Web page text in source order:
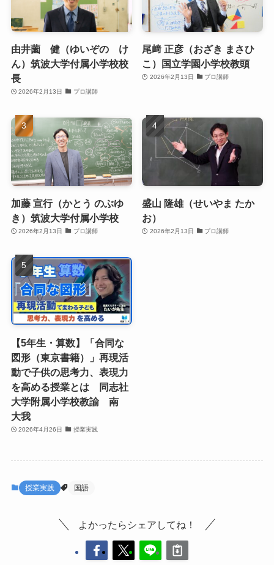
由井薗 健（ゆいぞの け
ん）筑波大学付属小学校校
長
2026年2月13日 プロ講師
尾﨑 正彦（おざき まさひ
こ）国立学園小学校教頭
2026年2月13日 プロ講師
加藤 宣行（かとう のぶゆ
き）筑波大学付属小学校
2026年2月13日 プロ講師
盛山 隆雄（せいやま たか
お）
2026年2月13日 プロ講師
【5年生・算数】「合同な
図形（東京書籍）」再現活
動で子供の思考力、表現力
を高める授業とは 同志社
大学附属小学校教諭 南
大我
2026年4月26日 授業実践
授業実践 国語
よかったらシェアしてね！